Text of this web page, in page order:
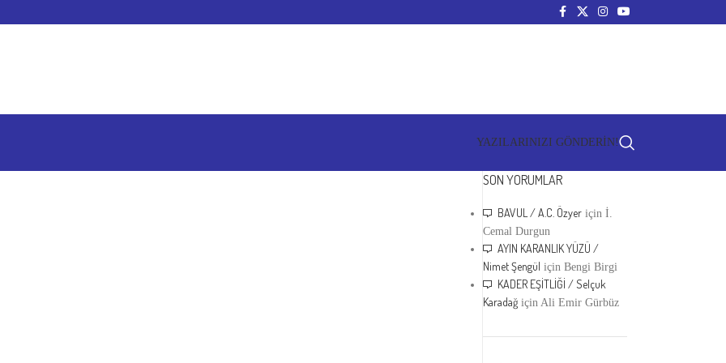
YAZILARINIZI GÖNDERİN!
SON YORUMLAR
BAVUL / A.C. Özyer içinİ.
Cemal Durgun
AYIN KARANLIK YÜZÜ /
Nimet Şengül içinBengi Birgi
KADER EŞİTLİĞİ / Selçuk
Karadağ içinAli Emir Gürbüz